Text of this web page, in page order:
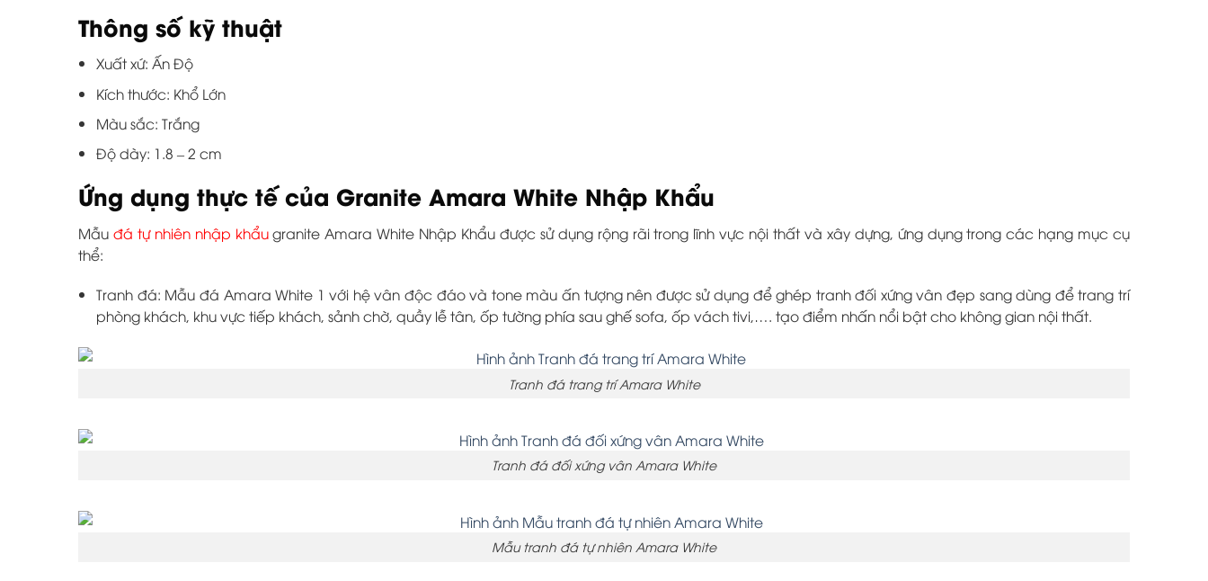
Thông số kỹ thuật
Xuất xứ: Ấn Độ
Kích thước: Khổ Lớn
Màu sắc: Trắng
Độ dày: 1.8 – 2 cm
Ứng dụng thực tế của Granite Amara White Nhập Khẩu
Mẫu đá tự nhiên nhập khẩugranite Amara White Nhập Khẩu được sử dụng rộng rãi trong lĩnh vực nội thất và xây dựng, ứng dụng trong các hạng mục cụ
thể:
Tranh đá: Mẫu đá Amara White 1 với hệ vân độc đáo và tone màu ấn tượng nên được sử dụng để ghép tranh đối xứng vân đẹp sang dùng để trang trí
phòng khách, khu vực tiếp khách, sảnh chờ, quầy lễ tân, ốp tường phía sau ghế sofa, ốp vách tivi,…. tạo điểm nhấn nổi bật cho không gian nội thất.
Tranh đá trang trí Amara White
Tranh đá đối xứng vân Amara White
Mẫu tranh đá tự nhiên Amara White